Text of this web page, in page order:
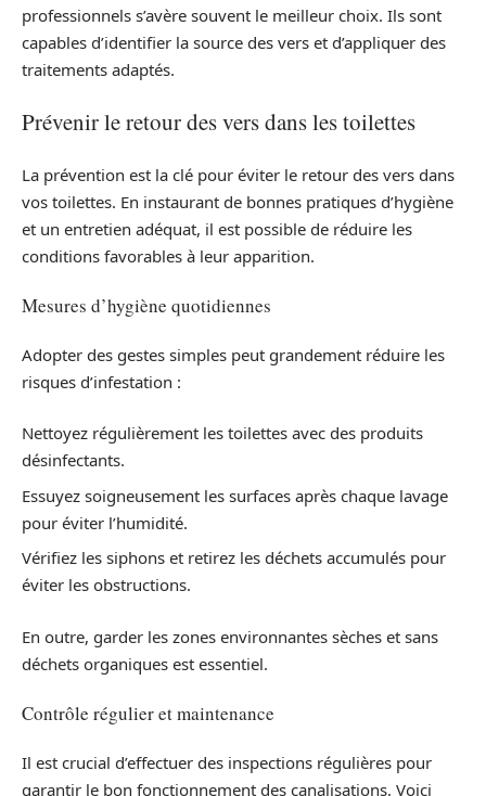
professionnels s’avère souvent le meilleur choix. Ils sont
capables d’identifier la source des vers et d’appliquer des
traitements adaptés.
Prévenir le retour des vers dans les toilettes
La prévention est la clé pour éviter le retour des vers dans
vos toilettes. En instaurant de bonnes pratiques d’hygiène
et un entretien adéquat, il est possible de réduire les
conditions favorables à leur apparition.
Mesures d’hygiène quotidiennes
Adopter des gestes simples peut grandement réduire les
risques d’infestation :
Nettoyez régulièrement les toilettes avec des produits
désinfectants.
Essuyez soigneusement les surfaces après chaque lavage
pour éviter l’humidité.
Vérifiez les siphons et retirez les déchets accumulés pour
éviter les obstructions.
En outre, garder les zones environnantes sèches et sans
déchets organiques est essentiel.
Contrôle régulier et maintenance
Il est crucial d’effectuer des inspections régulières pour
garantir le bon fonctionnement des canalisations. Voici